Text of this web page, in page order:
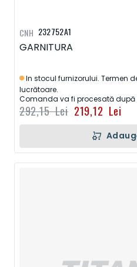
232752A1
GARNITURA
In stocul furnizorului. Termen
lucrătoare.
Comanda va fi procesată după
219,12 Lei
292,15 Lei
CNH